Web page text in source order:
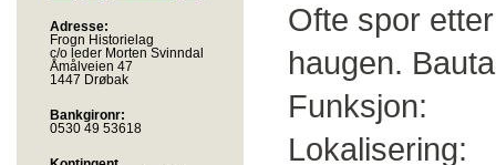
Adresse:
Frogn Historielag
c/o leder Morten Svinndal
Åmålveien 47
1447 Drøbak
Bankgironr:
0530 49 53618
Ofte spor
haugen.
Funksjon:
Lokalisering: